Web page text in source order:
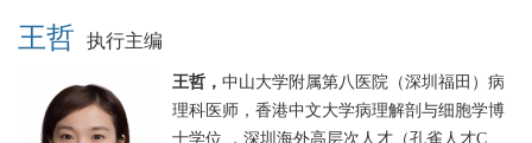
王哲 执行主编
王哲， 中山大学附属第八医院（深圳福田）病
理科医师，香港中文大学病理解剖与细胞学博
士学位 ，深圳海外高层次人才（孔雀人才C